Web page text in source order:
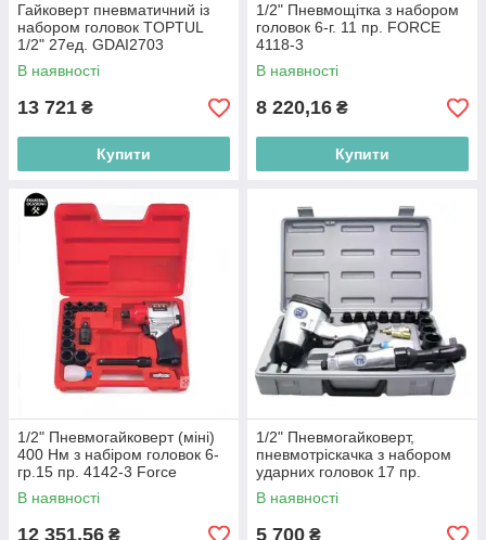
Гайковерт пневматичний із
набором головок TOPTUL
1/2" 27ед. GDAI2703
В наявності
13 721 ₴
Купити
1/2" Пневмощітка з набором
головок 6-г. 11 пр. FORCE
4118-3
В наявності
8 220,16 ₴
Купити
1/2" Пневмогайковерт (міні)
400 Нм з набіром головок 6-
гр.15 пр. 4142-3 Force
В наявності
12 351,56 ₴
1/2" Пневмогайковерт,
пневмотріскачка з набором
ударних головок 17 пр.
SUMAKE ST-5500
В наявності
5 700 ₴